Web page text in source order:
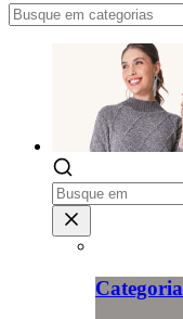
Categoria